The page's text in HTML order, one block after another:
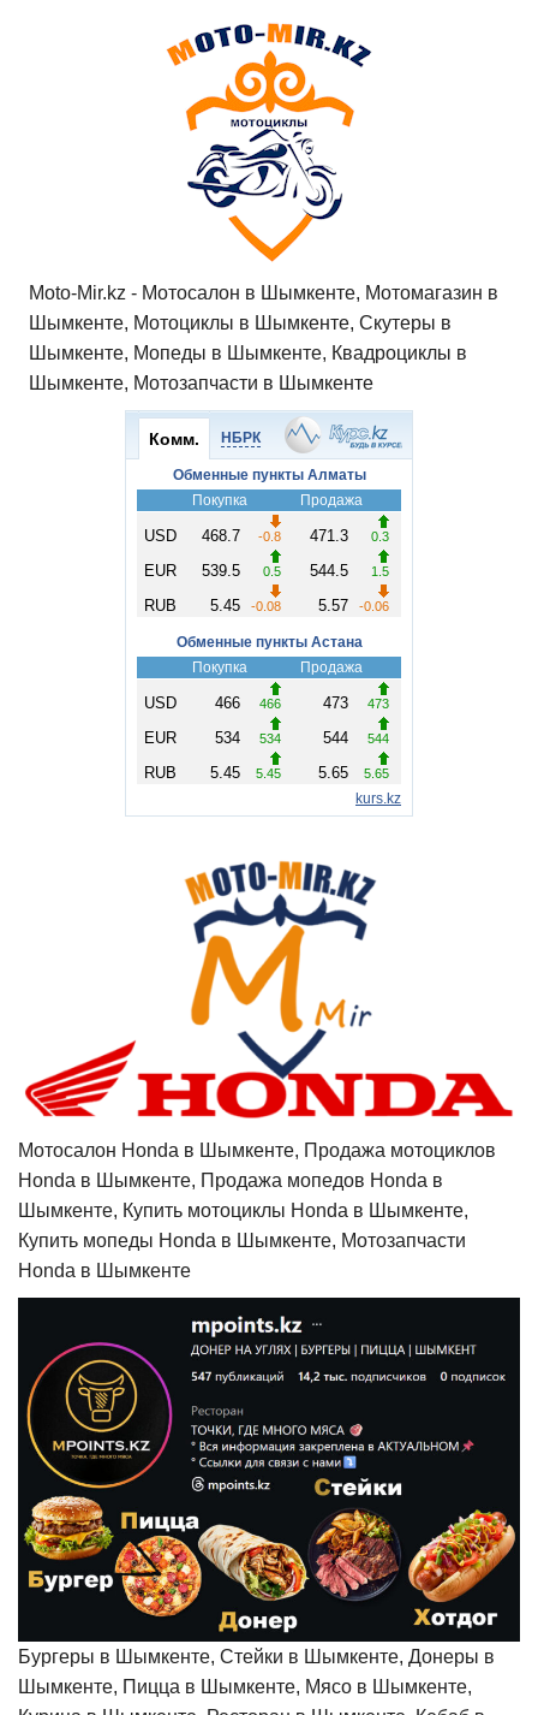
Moto-Mir.kz - Мотосалон в Шымкенте, Мотомагазин в
Шымкенте, Мотоциклы в Шымкенте, Скутеры в
Шымкенте, Мопеды в Шымкенте, Квадроциклы в
Шымкенте, Мотозапчасти в Шымкенте
Мотосалон Honda в Шымкенте, Продажа мотоциклов
Honda в Шымкенте, Продажа мопедов Honda в
Шымкенте, Купить мотоциклы Honda в Шымкенте,
Купить мопеды Honda в Шымкенте, Мотозапчасти
Honda в Шымкенте
Бургеры в Шымкенте, Стейки в Шымкенте, Донеры в
Шымкенте, Пицца в Шымкенте, Мясо в Шымкенте,